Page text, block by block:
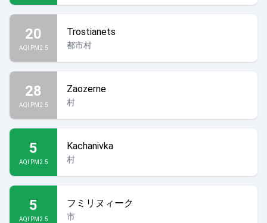
20
AQI PM2.5
Trostianets
都市村
28
AQI PM2.5
Zaozerne
村
5
AQI PM2.5
Kachanivka
村
5
AQI PM2.5
フミリヌィーク
市